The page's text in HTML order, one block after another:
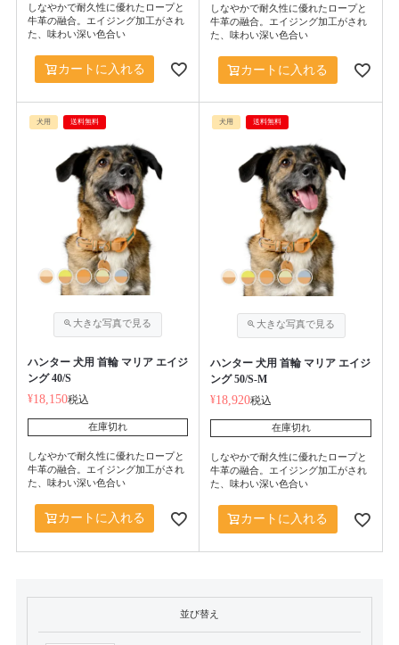
しなやかで耐久性に優れたロープと
牛革の融合。エイジング加工がされ
た、味わい深い色合い
カートに入れる
しなやかで耐久性に優れたロープと
牛革の融合。エイジング加工がされ
た、味わい深い色合い
カートに入れる
犬用 送料無料
ハンター 犬用 首輪 マリア エイジ
ング 40/S
¥18,150税込
在庫切れ
しなやかで耐久性に優れたロープと
牛革の融合。エイジング加工がされ
た、味わい深い色合い
カートに入れる
犬用 送料無料
ハンター 犬用 首輪 マリア エイジ
ング 50/S-M
¥18,920税込
在庫切れ
しなやかで耐久性に優れたロープと
牛革の融合。エイジング加工がされ
た、味わい深い色合い
カートに入れる
並び替え